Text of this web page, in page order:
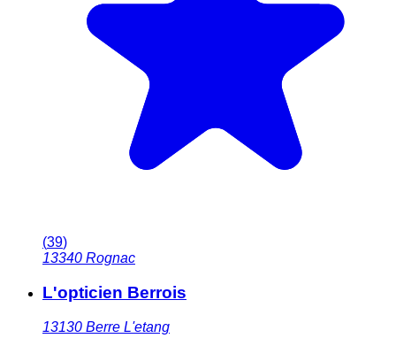
(39)
13340 Rognac
L'opticien Berrois
13130 Berre L'etang